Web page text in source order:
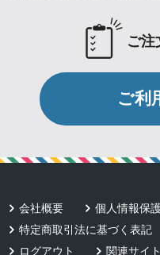
ご注
ご利
会社概要
個人情報保
特定商取引法に基づく表記
ログアウト
関連サイ